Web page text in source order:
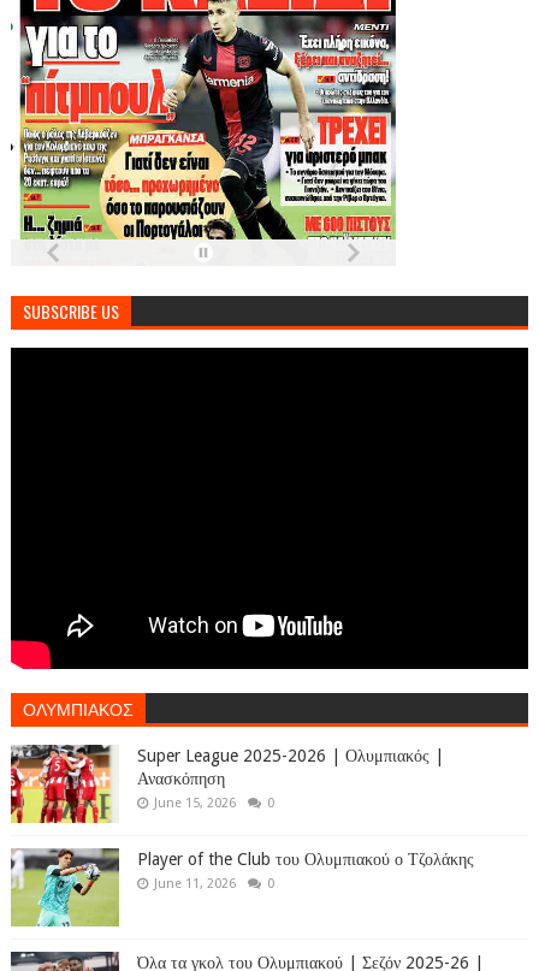
SUBSCRIBE US
ΟΛΥΜΠΙΑΚΟΣ
Super League 2025-2026 | Ολυμπιακός |
Ανασκόπηση
June 15, 2026 0
Player of the Club του Ολυμπιακού ο Τζολάκης
June 11, 2026 0
Όλα τα γκολ του Ολυμπιακού | Σεζόν 2025-26 |